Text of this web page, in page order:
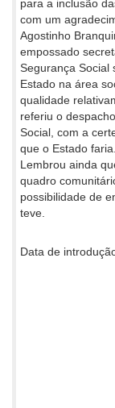
para a inclusão
com um
Agostinho
empossado
Segurança Social
Estado na área
qualidade
referiu o
Social, com a
que o Estado faria.
Lembrou ainda
quadro
possibilidade de
teve.
Data de